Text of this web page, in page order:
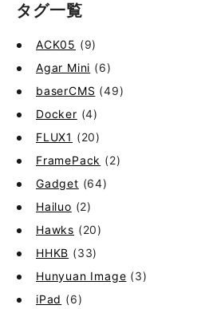
タグ一覧
ACK05 (9)
Agar Mini (6)
baserCMS (49)
Docker (4)
FLUX1 (20)
FramePack (2)
Gadget (64)
Hailuo (2)
Hawks (20)
HHKB (33)
Hunyuan Image (3)
iPad (6)